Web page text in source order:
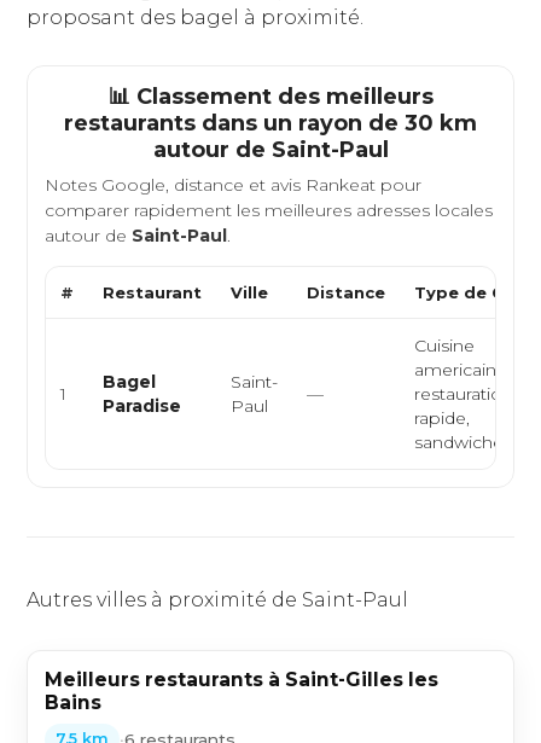
proposant des bagel à proximité.
📊 Classement des meilleurs
restaurants dans un rayon de 30 km
autour de Saint-Paul
Notes Google, distance et avis Rankeat pour
comparer rapidement les meilleures adresses locales
autour de Saint-Paul .
# Restaurant Ville Distance Type de
1
Bagel
Paradise
Saint-
Paul
—
Cuisine
americaine,
restauration
rapide,
sandwicherie,
Autres villes à proximité de Saint-Paul
Meilleurs restaurants à Saint-Gilles les
Bains
7,5 km